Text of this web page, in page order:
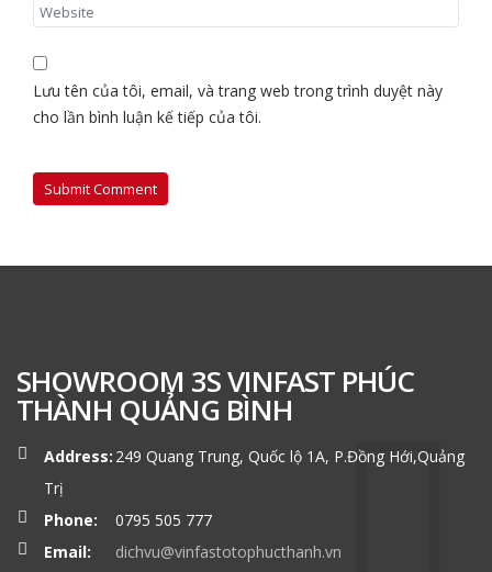
Lưu tên của tôi, email, và trang web trong trình duyệt này
cho lần bình luận kế tiếp của tôi.
SHOWROOM 3S VINFAST PHÚC
THÀNH QUẢNG BÌNH
Address: 249 Quang Trung, Quốc lộ 1A, P.Đồng Hới,Quảng
Trị
Phone:
0795 505 777
Email:
dichvu@vinfastotophucthanh.vn